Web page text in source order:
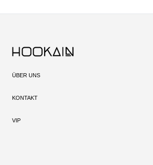
ÜBER UNS
KONTAKT
VIP